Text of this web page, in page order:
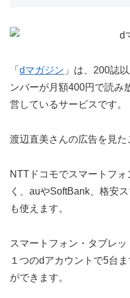
「 dマガジン 」は、200誌
ンバーが月額400円で読み
営しているサービスです。
渡辺直美さんの広告を見
NTTドコモでスマートフ
く、auやSoftBank、格安
も使えます。
スマートフォン・タブレッ
１つのdアカウントで5台
ができます。